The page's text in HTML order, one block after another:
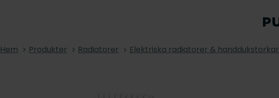
Hem Produkter Radiatorer Elektriska radiatorer & handdukstorkar